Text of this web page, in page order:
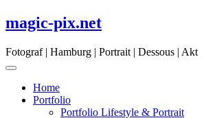
Skip
to
magic-pix.net
Fotograf | Hamburg | Portrait | Dessous | Akt
Home
Portfolio
Portfolio Lifestyle & Portrait